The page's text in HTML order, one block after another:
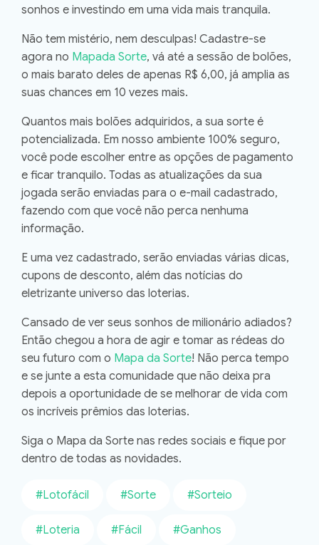
sonhos e investindo em uma vida mais tranquila.
Não tem mistério, nem desculpas! Cadastre-se
agora no Mapada Sorte, vá até a sessão de bolões,
o mais barato deles de apenas R$ 6,00, já amplia as
suas chances em 10 vezes mais.
Quantos mais bolões adquiridos, a sua sorte é
potencializada. Em nosso ambiente 100% seguro,
você pode escolher entre as opções de pagamento
e ficar tranquilo. Todas as atualizações da sua
jogada serão enviadas para o e-mail cadastrado,
fazendo com que você não perca nenhuma
informação.
E uma vez cadastrado, serão enviadas várias dicas,
cupons de desconto, além das notícias do
eletrizante universo das loterias.
Cansado de ver seus sonhos de milionário adiados?
Então chegou a hora de agir e tomar as rédeas do
seu futuro com o Mapa da Sorte! Não perca tempo
e se junte a esta comunidade que não deixa pra
depois a oportunidade de se melhorar de vida com
os incríveis prêmios das loterias.
Siga o Mapa da Sorte nas redes sociais e fique por
dentro de todas as novidades.
#Lotofácil #Sorte #Sorteio
#Loteria #Fácil #Ganhos